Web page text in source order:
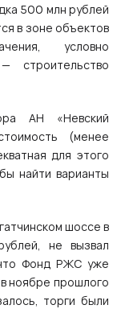
500 млн рублей
в зоне объектов
условно
строительство
АН «Невский
(менее
для этого
найти варианты
шоссе в
не вызвал
Фонд РЖС уже
ноябре прошлого
торги были